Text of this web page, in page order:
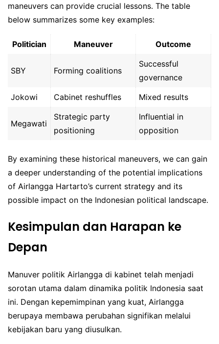
maneuvers can provide crucial lessons. The table
below summarizes some key examples:
Politician Maneuver Outcome
SBY Forming coalitions
Successful
governance
Jokowi
Cabinet reshuffles Mixed results
Megawati
Strategic party
positioning
Influential in
opposition
By examining these historical maneuvers, we can gain
a deeper understanding of the potential implications
of Airlangga Hartarto’s current strategy and its
possible impact on the Indonesian political landscape.
Kesimpulan dan Harapan ke
Depan
Manuver politik Airlangga di kabinet telah menjadi
sorotan utama dalam dinamika politik Indonesia saat
ini. Dengan kepemimpinan yang kuat, Airlangga
berupaya membawa perubahan signifikan melalui
kebijakan baru yang diusulkan.